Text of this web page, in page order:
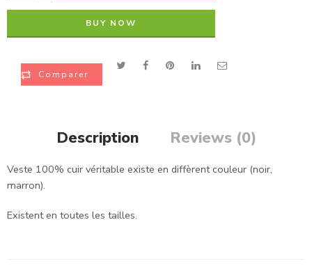
BUY NOW
Comparer
Description Reviews (0)
Veste 100% cuir véritable existe en diffèrent couleur (noir,
marron).
Existent en toutes les tailles.